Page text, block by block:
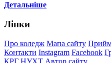
Детальніше
Лінки
Про коледж Мапа сайту
Контакти Instagram Facebook
КРГ НУХТ Автор сайту